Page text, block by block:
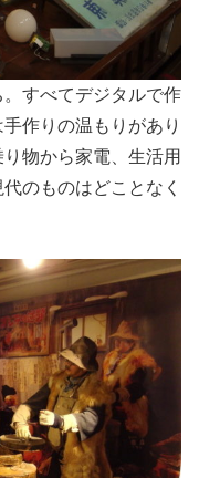
すべてデジタルで作
作りの温もりがあり
物から家電、生活用
のものはどことなく